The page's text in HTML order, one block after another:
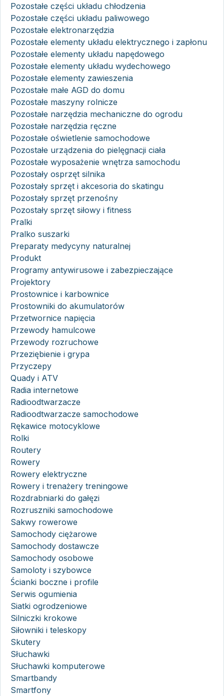
Pozostałe części układu chłodzenia
Pozostałe części układu paliwowego
Pozostałe elektronarzędzia
Pozostałe elementy układu elektrycznego i zapłonu
Pozostałe elementy układu napędowego
Pozostałe elementy układu wydechowego
Pozostałe elementy zawieszenia
Pozostałe małe AGD do domu
Pozostałe maszyny rolnicze
Pozostałe narzędzia mechaniczne do ogrodu
Pozostałe narzędzia ręczne
Pozostałe oświetlenie samochodowe
Pozostałe urządzenia do pielęgnacji ciała
Pozostałe wyposażenie wnętrza samochodu
Pozostały osprzęt silnika
Pozostały sprzęt i akcesoria do skatingu
Pozostały sprzęt przenośny
Pozostały sprzęt siłowy i fitness
Pralki
Pralko suszarki
Preparaty medycyny naturalnej
Produkt
Programy antywirusowe i zabezpieczające
Projektory
Prostownice i karbownice
Prostowniki do akumulatorów
Przetwornice napięcia
Przewody hamulcowe
Przewody rozruchowe
Przeziębienie i grypa
Przyczepy
Quady i ATV
Radia internetowe
Radioodtwarzacze
Radioodtwarzacze samochodowe
Rękawice motocyklowe
Rolki
Routery
Rowery
Rowery elektryczne
Rowery i trenażery treningowe
Rozdrabniarki do gałęzi
Rozruszniki samochodowe
Sakwy rowerowe
Samochody ciężarowe
Samochody dostawcze
Samochody osobowe
Samoloty i szybowce
Ścianki boczne i profile
Serwis ogumienia
Siatki ogrodzeniowe
Silniczki krokowe
Siłowniki i teleskopy
Skutery
Słuchawki
Słuchawki komputerowe
Smartbandy
Smartfony